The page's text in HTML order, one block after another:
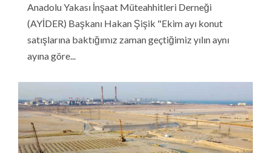
Anadolu Yakası İnşaat Müteahhitleri Derneği
(AYİDER) Başkanı Hakan Şişik "Ekim ayı konut
satışlarına baktığımız zaman geçtiğimiz yılın aynı
ayına göre...